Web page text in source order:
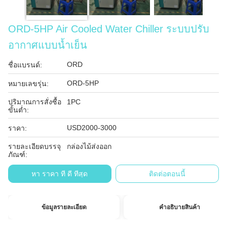
ORD-5HP Air Cooled Water Chiller ระบบปรับ
อากาศแบบน้ำเย็น
ชื่อแบรนด์: ORD
หมายเลขรุ่น: ORD-5HP
ปริมาณการสั่งซื้อ
ขั้นต่ำ:
1PC
ราคา: USD2000-3000
รายละเอียดบรรจุ
ภัณฑ์:
กล่องไม้ส่งออก
หา ราคา ที่ ดี ที่สุด ติดต่อตอนนี้
ข้อมูลรายละเอียด คำอธิบายสินค้า